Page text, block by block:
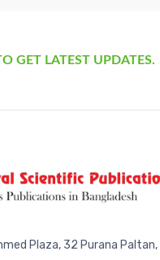
GET LATEST UPDATES.
Plaza, 32 Purana Paltan,